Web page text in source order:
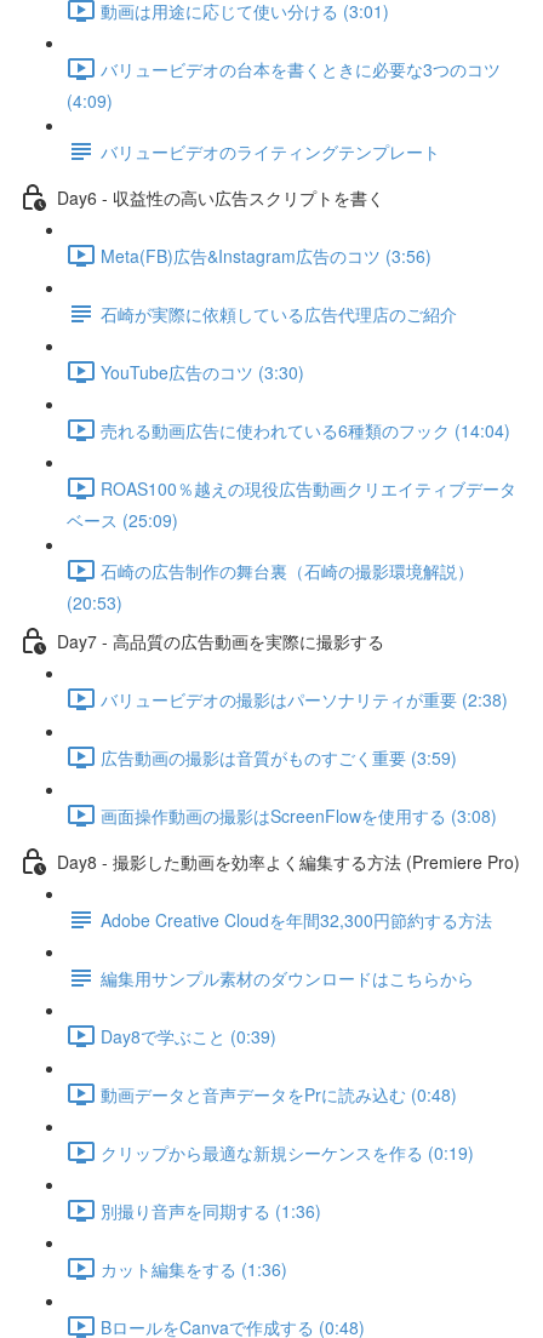
動画は用途に応じて使い分ける (3:01)
バリュービデオの台本を書くときに必要な3つのコツ
(4:09)
バリュービデオのライティングテンプレート
Day6 - 収益性の高い広告スクリプトを書く
Meta(FB)広告&Instagram広告のコツ (3:56)
石崎が実際に依頼している広告代理店のご紹介
YouTube広告のコツ (3:30)
売れる動画広告に使われている6種類のフック (14:04)
ROAS100％越えの現役広告動画クリエイティブデータ
ベース (25:09)
石崎の広告制作の舞台裏（石崎の撮影環境解説）
(20:53)
Day7 - 高品質の広告動画を実際に撮影する
バリュービデオの撮影はパーソナリティが重要 (2:38)
広告動画の撮影は音質がものすごく重要 (3:59)
画面操作動画の撮影はScreenFlowを使用する (3:08)
Day8 - 撮影した動画を効率よく編集する方法 (Premiere Pro)
Adobe Creative Cloudを年間32,300円節約する方法
編集用サンプル素材のダウンロードはこちらから
Day8で学ぶこと (0:39)
動画データと音声データをPrに読み込む (0:48)
クリップから最適な新規シーケンスを作る (0:19)
別撮り音声を同期する (1:36)
カット編集をする (1:36)
BロールをCanvaで作成する (0:48)